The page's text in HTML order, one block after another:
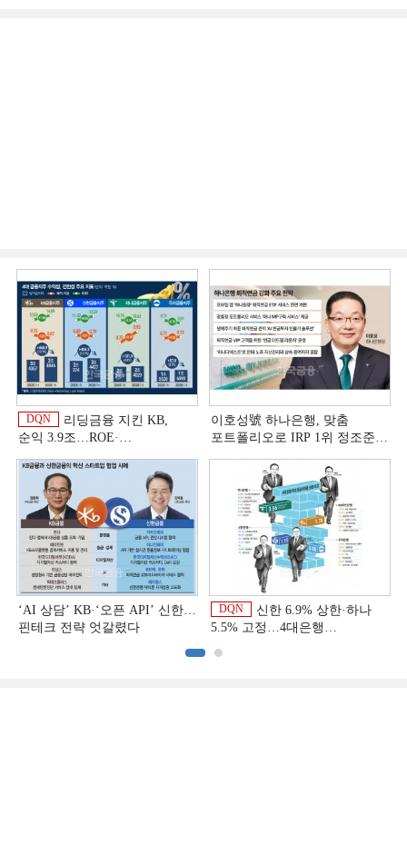
DQN
리딩금융 지킨 KB,
순익 3.9조…ROE·
상반기 금융 리그테이블]
이호성號 하나은행, 맞춤
포트폴리오로 IRP 1위 정조준
‘AI 상담’ KB·‘오픈 API’ 신한…
핀테크 전략 엇갈렸다
DQN
신한 6.9% 상한·하나
5.5% 고정…4대은행